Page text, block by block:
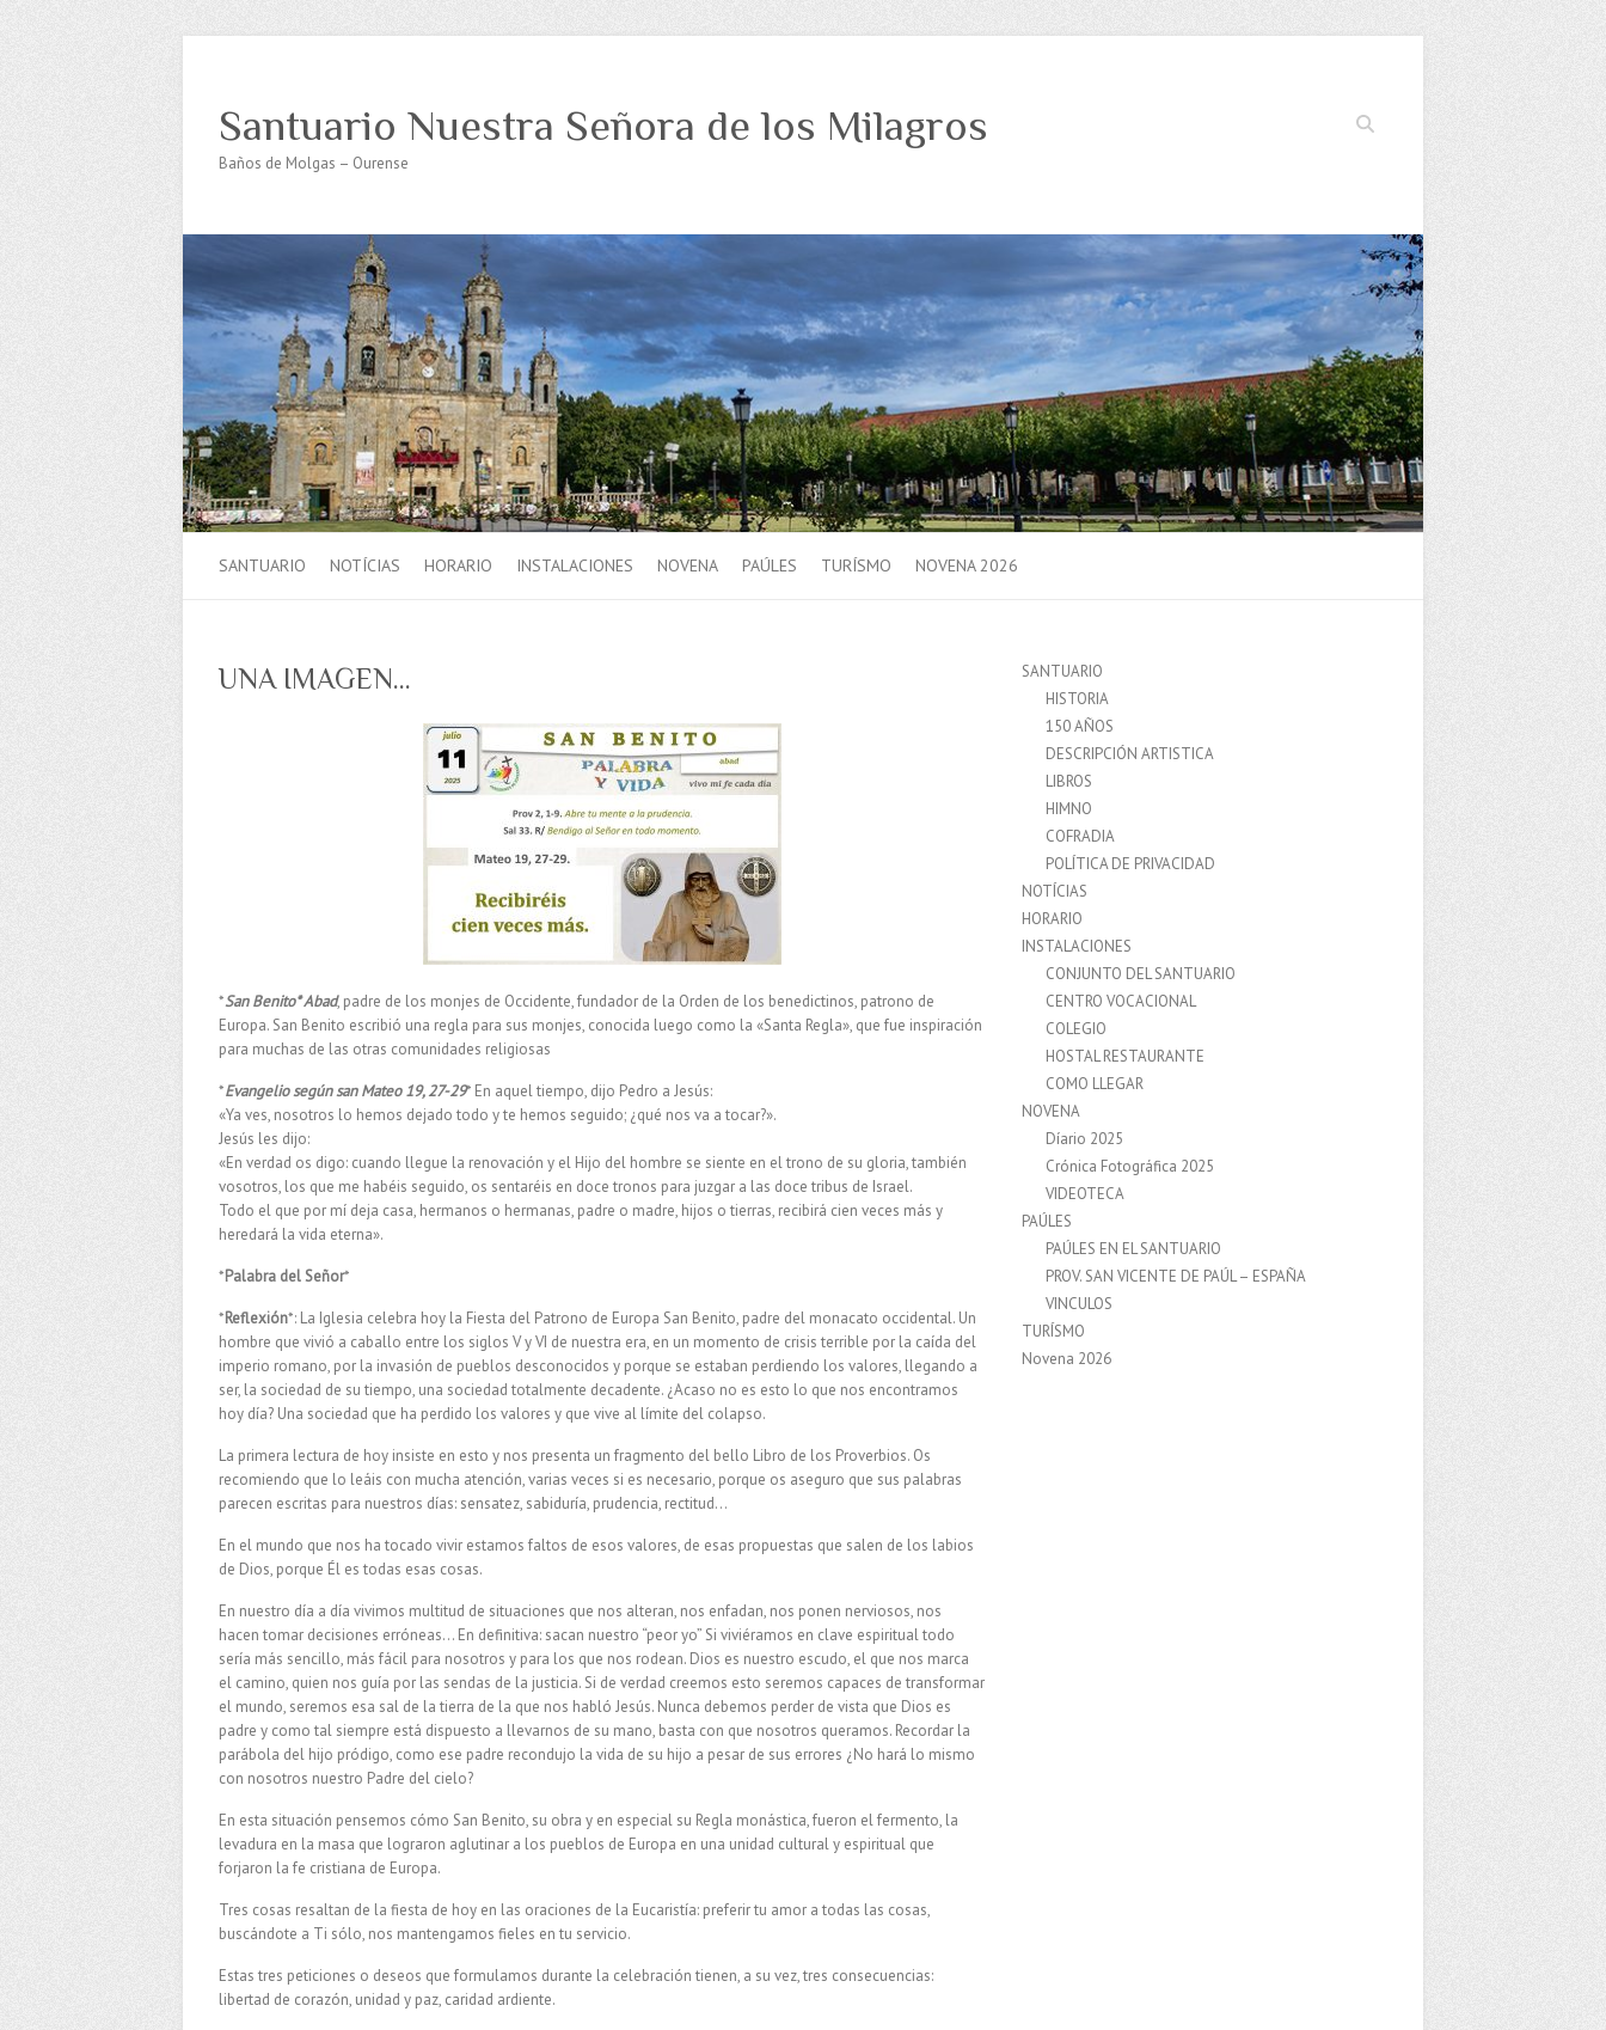
Buscar
Santuario Nuestra Señora de los Milagros
Baños de Molgas – Ourense
SANTUARIO NOTÍCIAS HORARIO INSTALACIONES NOVENA PAÚLES TURÍSMO NOVENA 2026
UNA IMAGEN…
*San Benito* Abad, padre de los monjes de Occidente, fundador de la Orden de los benedictinos, patrono de
Europa. San Benito escribió una regla para sus monjes, conocida luego como la «Santa Regla», que fue inspiración
para muchas de las otras comunidades religiosas
*Evangelio según san Mateo 19, 27-29* En aquel tiempo, dijo Pedro a Jesús:
«Ya ves, nosotros lo hemos dejado todo y te hemos seguido; ¿qué nos va a tocar?».
Jesús les dijo:
«En verdad os digo: cuando llegue la renovación y el Hijo del hombre se siente en el trono de su gloria, también
vosotros, los que me habéis seguido, os sentaréis en doce tronos para juzgar a las doce tribus de Israel.
Todo el que por mí deja casa, hermanos o hermanas, padre o madre, hijos o tierras, recibirá cien veces más y
heredará la vida eterna».
*Palabra del Señor*
*Reflexión*: La Iglesia celebra hoy la Fiesta del Patrono de Europa San Benito, padre del monacato occidental. Un
hombre que vivió a caballo entre los siglos V y VI de nuestra era, en un momento de crisis terrible por la caída del
imperio romano, por la invasión de pueblos desconocidos y porque se estaban perdiendo los valores, llegando a
ser, la sociedad de su tiempo, una sociedad totalmente decadente. ¿Acaso no es esto lo que nos encontramos
hoy día? Una sociedad que ha perdido los valores y que vive al límite del colapso.
La primera lectura de hoy insiste en esto y nos presenta un fragmento del bello Libro de los Proverbios. Os
recomiendo que lo leáis con mucha atención, varias veces si es necesario, porque os aseguro que sus palabras
parecen escritas para nuestros días: sensatez, sabiduría, prudencia, rectitud…
En el mundo que nos ha tocado vivir estamos faltos de esos valores, de esas propuestas que salen de los labios
de Dios, porque Él es todas esas cosas.
En nuestro día a día vivimos multitud de situaciones que nos alteran, nos enfadan, nos ponen nerviosos, nos
hacen tomar decisiones erróneas… En definitiva: sacan nuestro “peor yo” Si viviéramos en clave espiritual todo
sería más sencillo, más fácil para nosotros y para los que nos rodean. Dios es nuestro escudo, el que nos marca
el camino, quien nos guía por las sendas de la justicia. Si de verdad creemos esto seremos capaces de transformar
el mundo, seremos esa sal de la tierra de la que nos habló Jesús. Nunca debemos perder de vista que Dios es
padre y como tal siempre está dispuesto a llevarnos de su mano, basta con que nosotros queramos. Recordar la
parábola del hijo pródigo, como ese padre recondujo la vida de su hijo a pesar de sus errores ¿No hará lo mismo
con nosotros nuestro Padre del cielo?
En esta situación pensemos cómo San Benito, su obra y en especial su Regla monástica, fueron el fermento, la
levadura en la masa que lograron aglutinar a los pueblos de Europa en una unidad cultural y espiritual que
forjaron la fe cristiana de Europa.
Tres cosas resaltan de la fiesta de hoy en las oraciones de la Eucaristía: preferir tu amor a todas las cosas,
buscándote a Ti sólo, nos mantengamos fieles en tu servicio.
Estas tres peticiones o deseos que formulamos durante la celebración tienen, a su vez, tres consecuencias:
libertad de corazón, unidad y paz, caridad ardiente.
SANTUARIO
HISTORIA
150 AÑOS
DESCRIPCIÓN ARTISTICA
LIBROS
HIMNO
COFRADIA
POLÍTICA DE PRIVACIDAD
NOTÍCIAS
HORARIO
INSTALACIONES
CONJUNTO DEL SANTUARIO
CENTRO VOCACIONAL
COLEGIO
HOSTAL RESTAURANTE
COMO LLEGAR
NOVENA
Díario 2025
Crónica Fotográfica 2025
VIDEOTECA
PAÚLES
PAÚLES EN EL SANTUARIO
PROV. SAN VICENTE DE PAÚL – ESPAÑA
VINCULOS
TURÍSMO
Novena 2026